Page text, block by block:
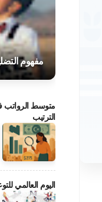
مفهوم
الترتيب
اليوم العالمي